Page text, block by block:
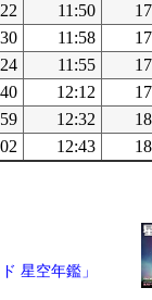
11:50
11:58
11:55
12:12
12:32
12:43
星空年鑑」